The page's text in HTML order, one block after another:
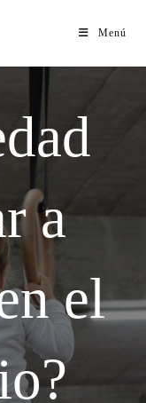
Menú
a
el